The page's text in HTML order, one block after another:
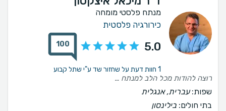
מנתח פלסטי מומחה
כירורגיה פלסטית
5.0
100
1 חוות דעת על שחזור שד ע"י שתל קבוע
רוצה להודות מכל הלב למנתח מדהים ומיוחד. מהרגע הראשון הרגשתי שאני בידיים הכי טובות שיש — מקצועי, קשוב, סבלני ומלא אכפתיות. מעבר לתוצאה המוצלחת, היחס האנושי והביטחון שנתן לי לאורך הדרך היו לא פחות חשובים.ד"ר איציקסון היקר, תודה על הכל. אתה פשוט אומן! ממליצה בחום ובאהבה לכל מי שרוצה לעשות ניתוח משנה חיים או פשוט להרגיש יותר טוב. וחייבת לציין שאין מהממת כמו שמרית מנהלת מהשרד של הד"ר שבלעדיה שום דבר לא היה קורה, דואגת, קשובה, מסורה , אכפתית ועוזרת בכל! מודה לכם מקרב לב
שפות:עברית, אנגלית
בתי חולים: בילינסון